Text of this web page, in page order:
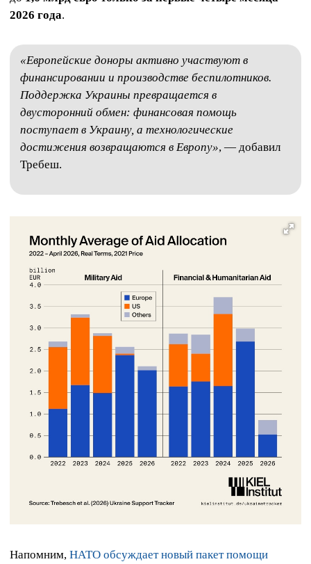
2026 года.
«Европейские доноры активно участвуют в
финансировании и производстве беспилотников.
Поддержка Украины превращается в
двусторонний обмен: финансовая помощь
поступает в Украину, а технологические
достижения возвращаются в Европу», — добавил
Требеш.
Напомним, НАТО обсуждает новый пакет помощи